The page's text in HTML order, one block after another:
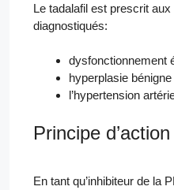
Le tadalafil est prescrit
diagnostiqués:
dysfonctionnement
hyperplasie
l’hypertension
Principe
En tant qu’inhibiteur de la